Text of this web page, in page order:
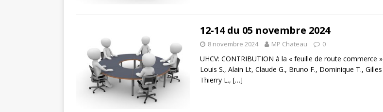
12-14 du 05 novembre 2024
8 novembre 2024 MP Chateau 0
UHCV: CONTRIBUTION à la « feuille de route commerce
Louis S., Alain Lt, Claude G., Bruno F., Dominique T., Gilles
Thierry L., […]